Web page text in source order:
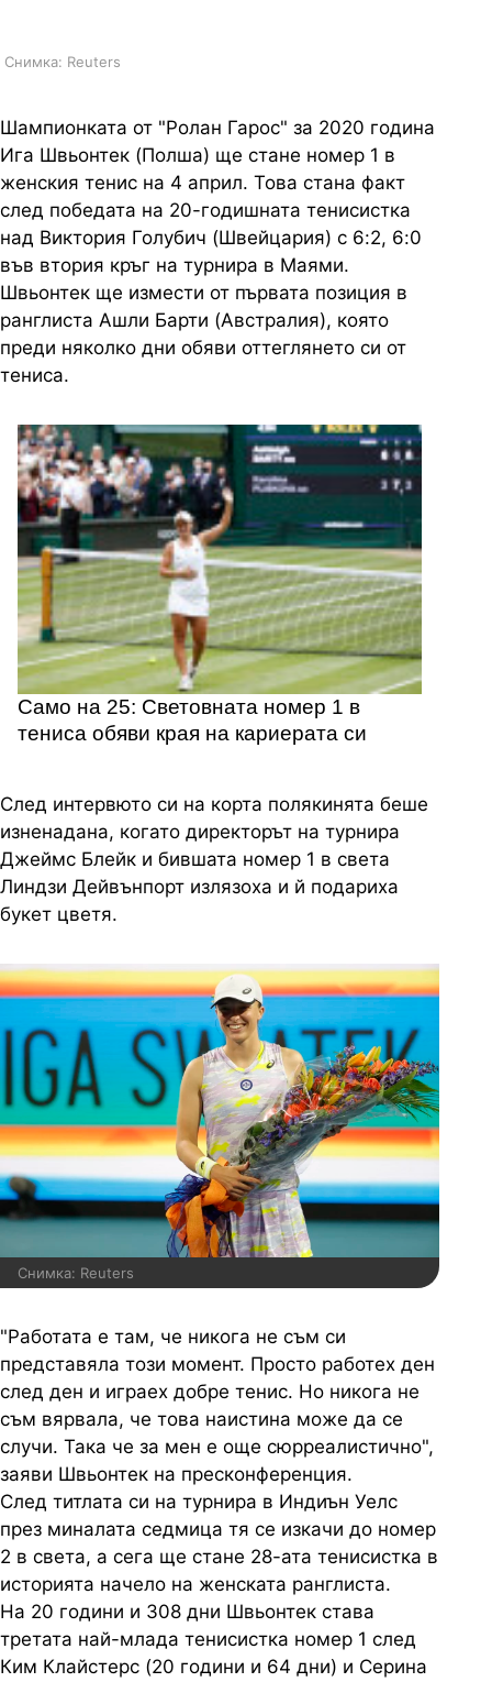
Снимка: Reuters
Шампионката от "Ролан Гарос" за 2020 година
Ига Швьонтек (Полша) ще стане номер 1 в
женския тенис на 4 април. Това стана факт
след победата на 20-годишната тенисистка
над Виктория Голубич (Швейцария) с 6:2, 6:0
във втория кръг на турнира в Маями.
Швьонтек ще измести от първата позиция в
ранглиста Ашли Барти (Австралия), която
преди няколко дни обяви оттеглянето си от
тениса.
Само на 25: Световната номер 1 в
тениса обяви края на кариерата си
След интервюто си на корта полякинята беше
изненадана, когато директорът на турнира
Джеймс Блейк и бившата номер 1 в света
Линдзи Дейвънпорт излязоха и й подариха
букет цветя.
Снимка: Reuters
"Работата е там, че никога не съм си
представяла този момент. Просто работех ден
след ден и играех добре тенис. Но никога не
съм вярвала, че това наистина може да се
случи. Така че за мен е още сюрреалистично",
заяви Швьонтек на пресконференция.
След титлата си на турнира в Индиън Уелс
през миналата седмица тя се изкачи до номер
2 в света, а сега ще стане 28-ата тенисистка в
историята начело на женската ранглиста.
На 20 години и 308 дни Швьонтек става
третата най-млада тенисистка номер 1 след
Ким Клайстерс (20 години и 64 дни) и Серина